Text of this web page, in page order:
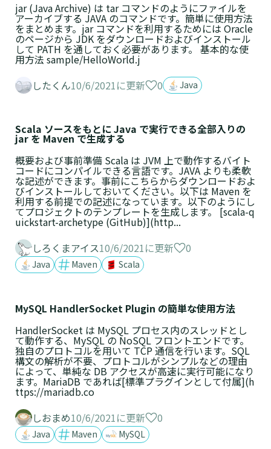
jar (Java Archive) は tar コマンドのようにファイルを
アーカイブする JAVA のコマンドです。簡単に使用方法
をまとめます。jar コマンドを利用するためには Oracle
のページから JDK をダウンロードおよびインストール
して PATH を通しておく必要があります。 基本的な使
用方法 sample/HelloWorld.j
したくん10/6/2021に更新 0 Java
Scala ソースをもとに Java で実行できる全部入りの
jar を Maven で生成する
概要および事前準備 Scala は JVM 上で動作するバイト
コードにコンパイルできる言語です。JAVA よりも柔軟
な記述ができます。事前にこちらからダウンロードおよ
びインストールしておいてください。以下は Maven を
利用する前提での記述になっています。以下のようにし
てプロジェクトのテンプレートを生成します。 [scala-q
uickstart-archetype (GitHub)](http...
しろくまアイス10/6/2021に更新 0
Java Maven Scala
MySQL HandlerSocket Plugin の簡単な使用方法
HandlerSocket は MySQL プロセス内のスレッドとし
て動作する、MySQL の NoSQL フロントエンドです。
独自のプロトコルを用いて TCP 通信を行います。SQL
構文の解析が不要、プロトコルがシンプルなどの理由
によって、単純な DB アクセスが高速に実行可能になり
ます。MariaDB であれば[標準プラグインとして付属](h
ttps://mariadb.co
しおまめ10/6/2021に更新 0
Java Maven MySQL